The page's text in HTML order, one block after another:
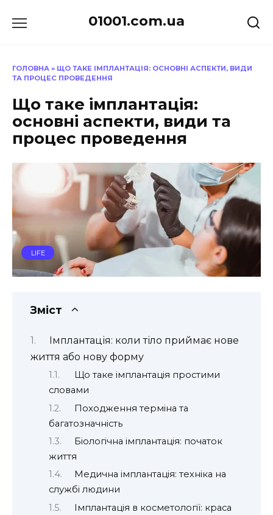
до
01001.com.ua
ГОЛОВНА » ЩО ТАКЕ ІМПЛАНТАЦІЯ: ОСНОВНІ АСПЕКТИ, ВИДИ
ТА ПРОЦЕС ПРОВЕДЕННЯ
Що таке імплантація:
основні аспекти, види та
процес проведення
LIFE
Зміст
Імплантація: коли тіло приймає нове
життя або нову форму
Що таке імплантація простими
словами
Походження терміна та
багатозначність
Біологічна імплантація: початок
життя
Медична імплантація: техніка на
службі людини
Імплантація в косметології: краса